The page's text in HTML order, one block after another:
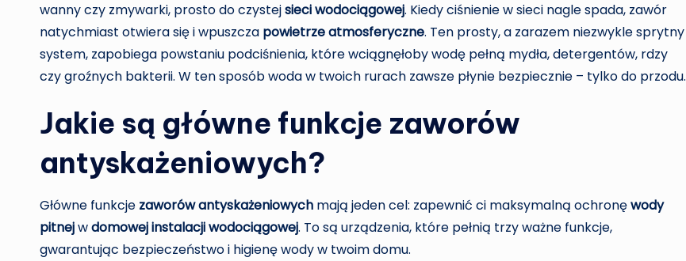
wanny czy zmywarki, prosto do czystejsieci wodociągowej. Kiedy ciśnienie w sieci nagle spada, zawór
natychmiast otwiera się i wpuszcza powietrze atmosferyczne. Ten prosty, a zarazem niezwykle sprytny
system, zapobiega powstaniu podciśnienia, które wciągnęłoby wodę pełną mydła, detergentów, rdzy
czy groźnych bakterii. W ten sposób woda w twoich rurach zawsze płynie bezpiecznie – tylko do przodu.
Jakie są główne funkcje zaworów
antyskażeniowych?
Główne funkcje zaworów antyskażeniowych mają jeden cel: zapewnić ci maksymalną ochronęwody
pitnejwdomowej instalacji wodociągowej. To są urządzenia, które pełnią trzy ważne funkcje,
gwarantując bezpieczeństwo i higienę wody w twoim domu.